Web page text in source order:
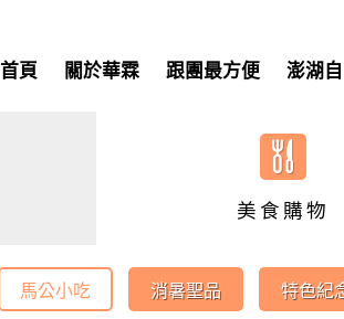
頁 關於華霖 跟團最方便 澎湖
美食購物
馬公小吃 消暑聖品 特色紀